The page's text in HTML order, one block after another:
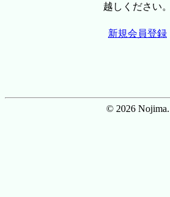
越しください。
新規会員登録
© 2026 Nojima.